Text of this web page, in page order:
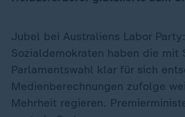
Jubel bei Australiens Labor
Sozialdemokraten haben die mit
Parlamentswahl klar für sich
Medienberechnungen zufolge
Mehrheit regieren.